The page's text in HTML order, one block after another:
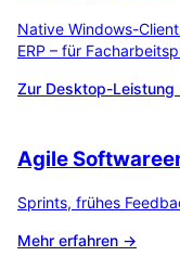
Native Windows-
ERP – für
Zur Desktop-
Agile
Sprints, frühes
Mehr erfahren →